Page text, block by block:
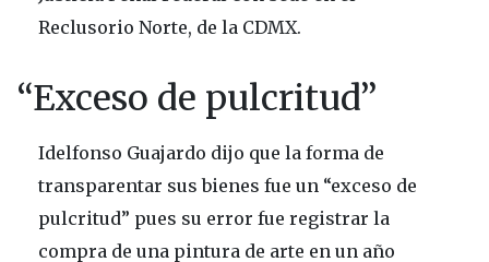
Reclusorio Norte, de la CDMX.
“Exceso de pulcritud”
Idelfonso Guajardo dijo que la forma de
transparentar sus bienes fue un “exceso de
pulcritud” pues su error fue registrar la
compra de una pintura de arte en un año